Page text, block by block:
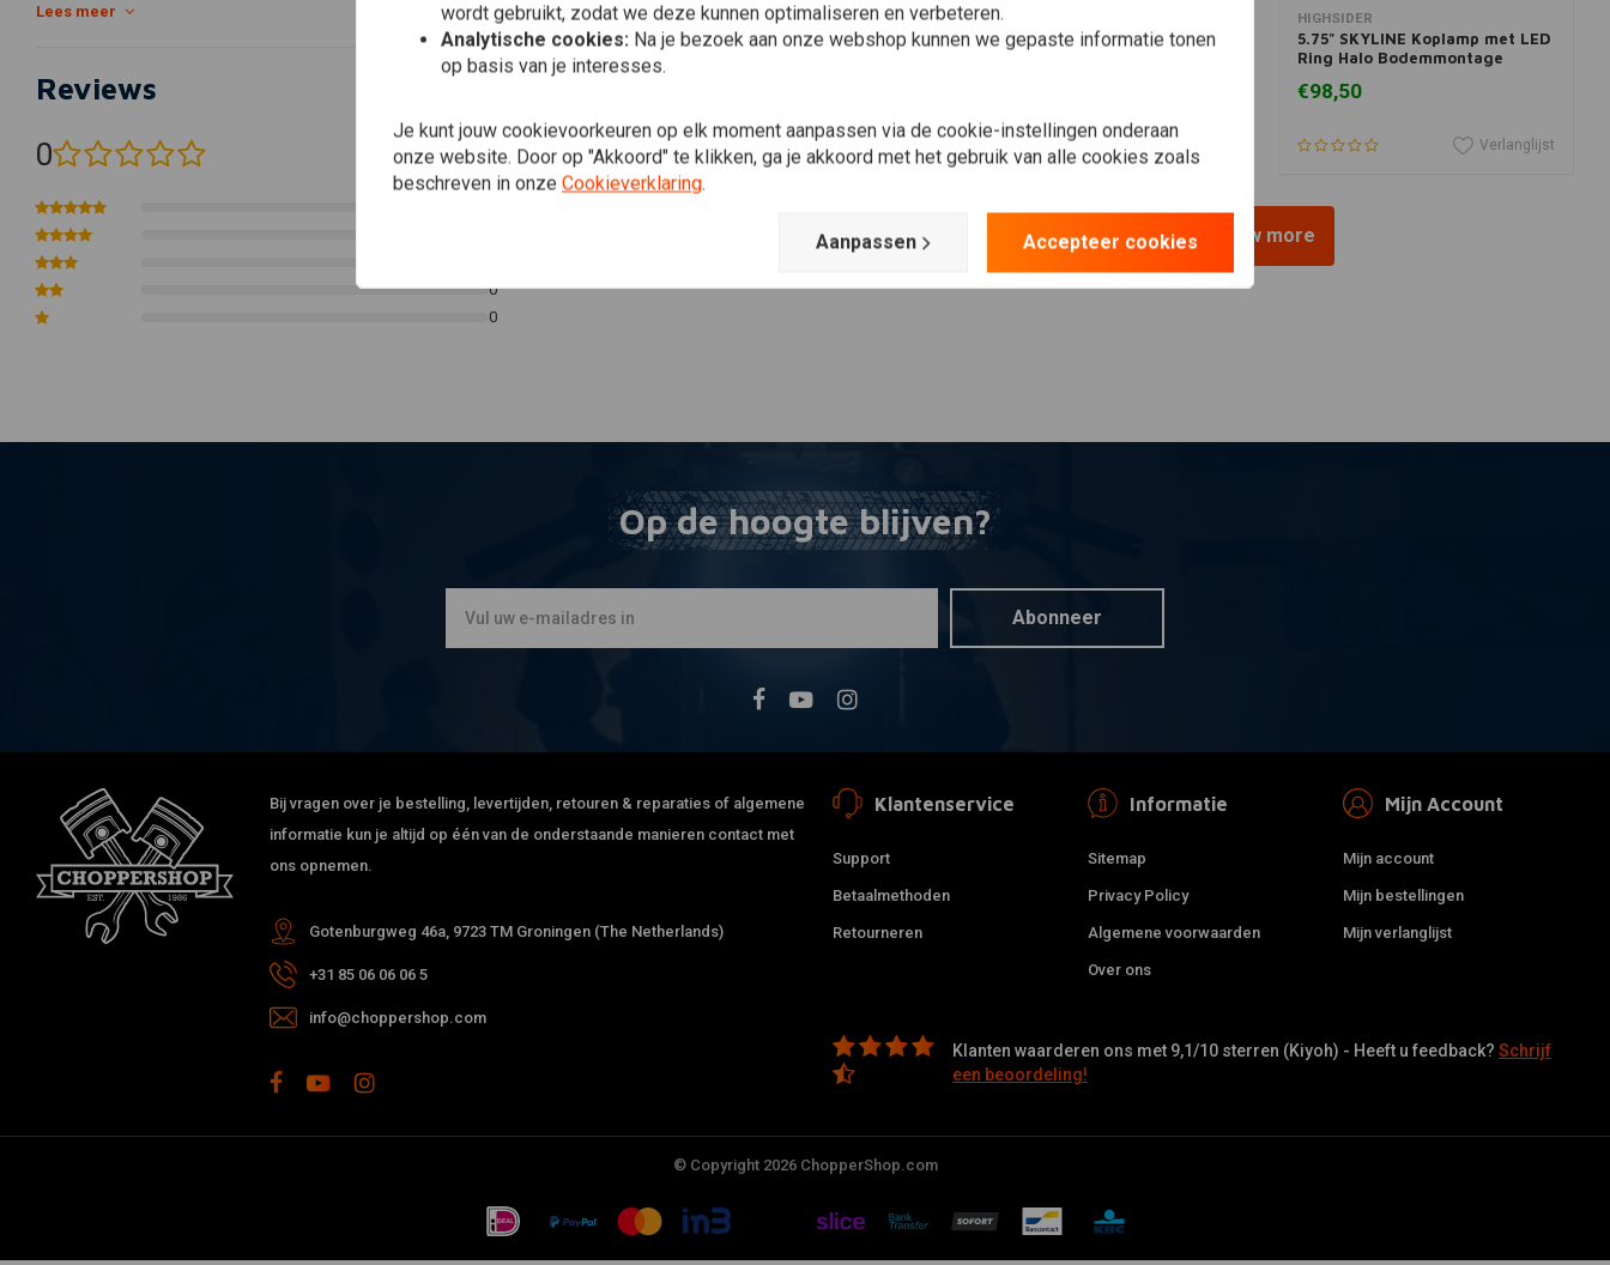
Zwart = grond parkeerlicht
Wit = dimlicht
Groen = grond
Lees meer
Reviews
0 (0 beoordelingen)
0
0
Plaats ook een review
5.5" Vintage Koplamp Bottom
Verlanglijst
In winkelwagen
HIGHSIDER
5.75" SKYLINE Koplamp met LED
Ring Halo Bodemmontage
€98,50
Verlanglijst
View more
Op de hoogte blijven?
Abonneer
Bij vragen over je bestelling, levertijden, retouren & reparaties of algemene
informatie kun je altijd op één van de onderstaande manieren contact met
ons opnemen.
Gotenburgweg 46a, 9723 TM Groningen (The Netherlands)
+31 85 06 06 06 5
info@choppershop.com
Klantenservice
Support
Betaalmethoden
Retourneren
Informatie
Sitemap
Privacy Policy
Algemene voorwaarden
Over ons
Mijn Account
Mijn account
Mijn bestellingen
Mijn verlanglijst
Klanten waarderen ons met 9,1/10 sterren (Kiyoh) - Heeft u feedback?Schrijf
een beoordeling!
© Copyright 2026 ChopperShop.com
wordt gebruikt, zodat we deze kunnen optimaliseren en verbeteren.
Analytische cookies: Na je bezoek aan onze webshop kunnen we gepaste informatie tonen
op basis van je interesses.
Je kunt jouw cookievoorkeuren op elk moment aanpassen via de cookie-instellingen onderaan
onze website. Door op "Akkoord" te klikken, ga je akkoord met het gebruik van alle cookies zoals
beschreven in onze Cookieverklaring.
Aanpassen Accepteer cookies